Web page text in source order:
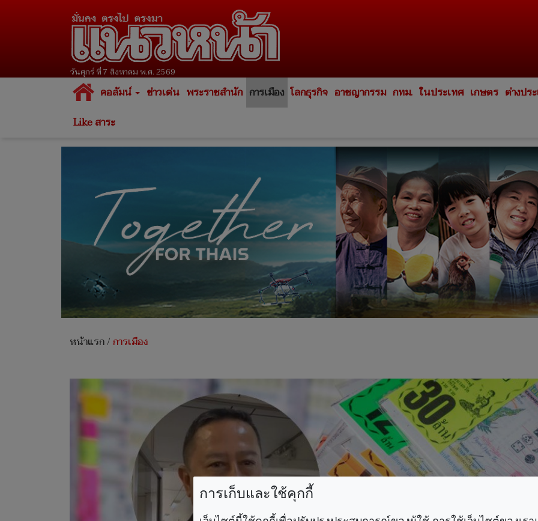
วันศุกร์ ที่ 7 สิงหาคม พ.ศ. 2569
คอลัมน์ ข่าวเด่น พระราชสำนัก การเมือง โลกธุรกิจ อาชญากรรม กทม. ในประเทศ เกษตร ต่างปร
Like สาระ
หน้าแรก/การเมือง
การเก็บและใช้คุกกี้